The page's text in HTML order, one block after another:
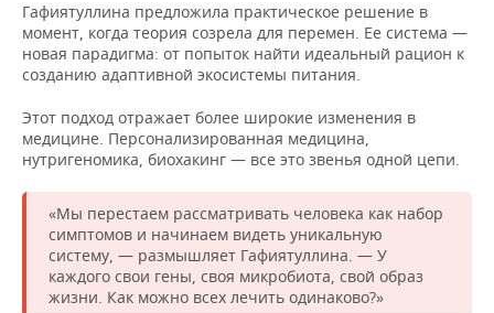
Гафиятуллина предложила практическое решение в
момент, когда теория созрела для перемен. Ее система —
новая парадигма: от попыток найти идеальный рацион к
созданию адаптивной экосистемы питания.
Этот подход отражает более широкие изменения в
медицине. Персонализированная медицина,
нутригеномика, биохакинг — все это звенья одной цепи.
«Мы перестаем рассматривать человека как набор
симптомов и начинаем видеть уникальную
систему, — размышляет Гафиятуллина. — У
каждого свои гены, своя микробиота, свой образ
жизни. Как можно всех лечить одинаково?»